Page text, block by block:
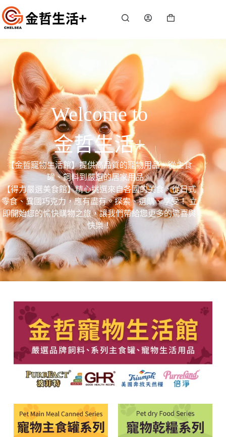
Welcome to
金哲生活+
【金哲寵物生活館】提供高品質的寵物用品，從主食
罐、飼料到嚴選的居家用品。
【得力嚴選美食館】精心挑選來自各國的美食，從日式
零食、異國巧克力，應有盡有。探索、選購、享受！ 立
即開始您的愉快購物之旅，讓我們帶給您更多的驚喜與
快樂！